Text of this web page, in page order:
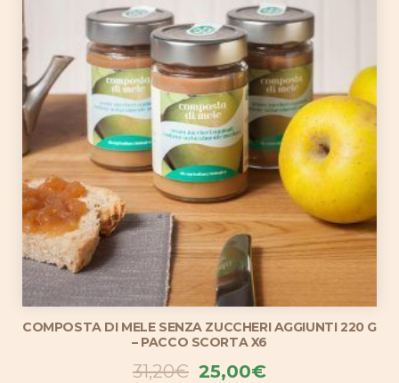
COMPOSTA DI MELE SENZA ZUCCHERI AGGIUNTI 220 G
– PACCO SCORTA X6
31,20€ Il
25,00€Il